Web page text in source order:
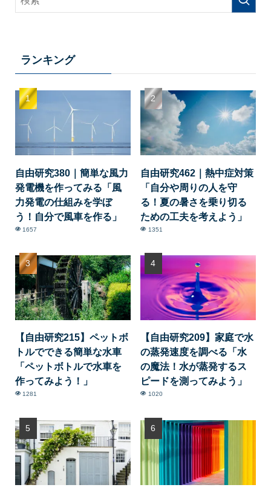
ランキング
自由研究380｜簡単な風力
発電機を作ってみる「風
力発電の仕組みを学ぼ
う！自分で風車を作る」
1657
自由研究462｜熱中症対策
「自分や周りの人を守
る！夏の暑さを乗り切る
ための工夫を考えよう」
1351
【自由研究215】ペットボ
トルでできる簡単な水車
「ペットボトルで水車を
作ってみよう！」
1281
【自由研究209】家庭で水
の蒸発速度を調べる「水
の魔法！水が蒸発するス
ピードを測ってみよう」
1020